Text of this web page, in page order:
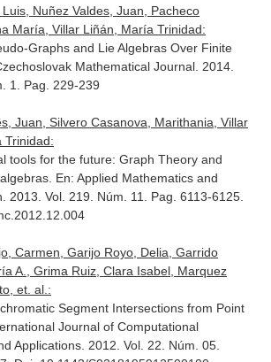
Nuñez Valdes, Juan, Pacheco
María, Villar Liñán, María Trinidad:
Graphs and Lie Algebras Over Finite
Mathematical Journal. 2014.
1. Pag. 229-239
Juan, Silvero Casanova, Marithania, Villar
Trinidad:
tools for the future: Graph Theory and
En: Applied Mathematics and
. 2013. Vol. 219. Núm. 11. Pag. 6113-6125.
Carmen, Garijo Royo, Delia, Garrido
A., Grima Ruiz, Clara Isabel, Marquez
et. al.:
Segment Intersections from Point
Journal of Computational
Applications. 2012. Vol. 22. Núm. 05.